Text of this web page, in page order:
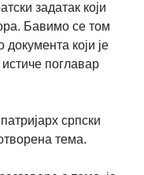
задатак који
Бавимо се том
који је
поглавар
српски
тема.